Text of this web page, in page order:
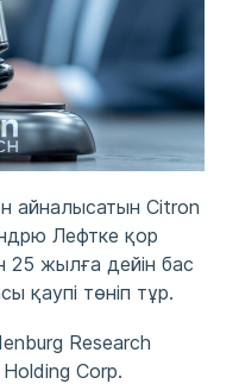
айналысатын Citron
Лефтке қор
25 жылға дейін бас
қаупі төніп тұр.
Research
Corp.